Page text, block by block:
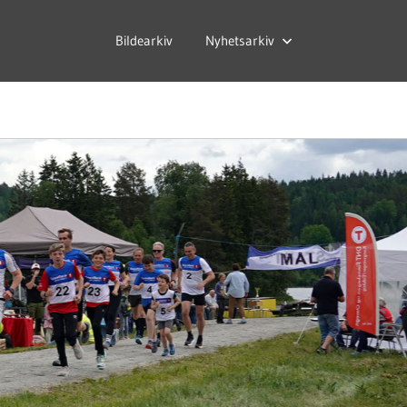
Bildearkiv Nyhetsarkiv